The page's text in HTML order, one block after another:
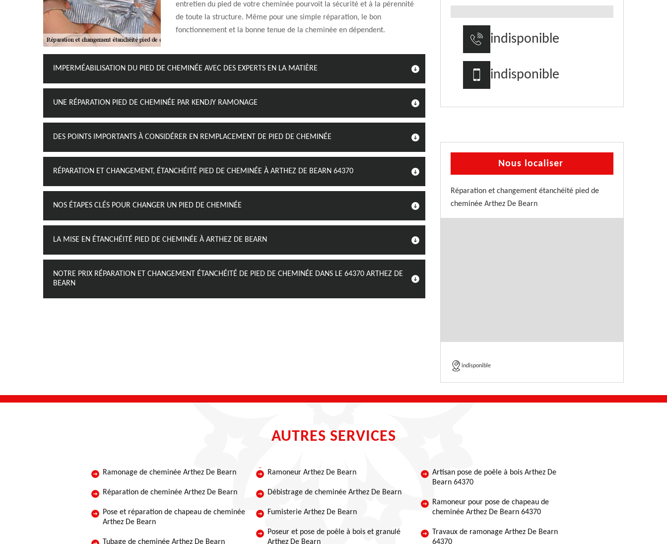
entretien du pied de votre cheminée pourvoit la sécurité et à la pérennité
de toute la structure. Même pour une simple réparation, le bon
fonctionnement et la bonne tenue de la cheminée en dépendent.
IMPERMÉABILISATION DU PIED DE CHEMINÉE AVEC DES EXPERTS EN LA MATIÈRE
UNE RÉPARATION PIED DE CHEMINÉE PAR KENDJY RAMONAGE
DES POINTS IMPORTANTS À CONSIDÉRER EN REMPLACEMENT DE PIED DE CHEMINÉE
RÉPARATION ET CHANGEMENT, ÉTANCHÉITÉ PIED DE CHEMINÉE À ARTHEZ DE BEARN 64370
NOS ÉTAPES CLÉS POUR CHANGER UN PIED DE CHEMINÉE
LA MISE EN ÉTANCHÉITÉ PIED DE CHEMINÉE À ARTHEZ DE BEARN
NOTRE PRIX RÉPARATION ET CHANGEMENT ÉTANCHÉITÉ DE PIED DE CHEMINÉE DANS LE 64370 ARTHEZ DE
BEARN
indisponible
indisponible
Nous localiser
Réparation et changement étanchéité pied de
cheminée Arthez De Bearn
indisponible
AUTRES SERVICES
Ramonage de cheminée Arthez De Bearn
Réparation de cheminée Arthez De Bearn
Pose et réparation de chapeau de cheminée
Arthez De Bearn
Tubage de cheminée Arthez De Bearn
Ramoneur Arthez De Bearn
Débistrage de cheminée Arthez De Bearn
Fumisterie Arthez De Bearn
Poseur et pose de poêle à bois et granulé
Arthez De Bearn
Artisan pose de poêle à bois Arthez De
Bearn 64370
Ramoneur pour pose de chapeau de
cheminée Arthez De Bearn 64370
Travaux de ramonage Arthez De Bearn
64370